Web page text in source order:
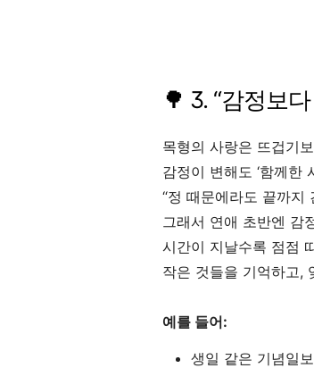
🌳 3. “감정보
목형의 사랑은 뜨겁기
감정이 변해도 ‘함께한
“정 때문에라도 끝까지
그래서 연애 초반엔 감
시간이 지날수록 점점
작은 것들을 기억하고,
예를 들어:
생일 같은 기념일